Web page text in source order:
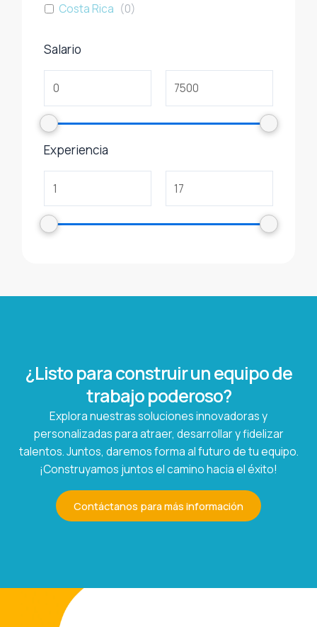
Costa Rica (0)
Salario
Experiencia
¿Listo para construir un equipo de
trabajo poderoso?
Explora nuestras soluciones innovadoras y
personalizadas para atraer, desarrollar y fidelizar
talentos. Juntos, daremos forma al futuro de tu equipo.
¡Construyamos juntos el camino hacia el éxito!
Contáctanos para más información